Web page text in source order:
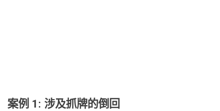
案例 1: 涉及抓牌的倒回